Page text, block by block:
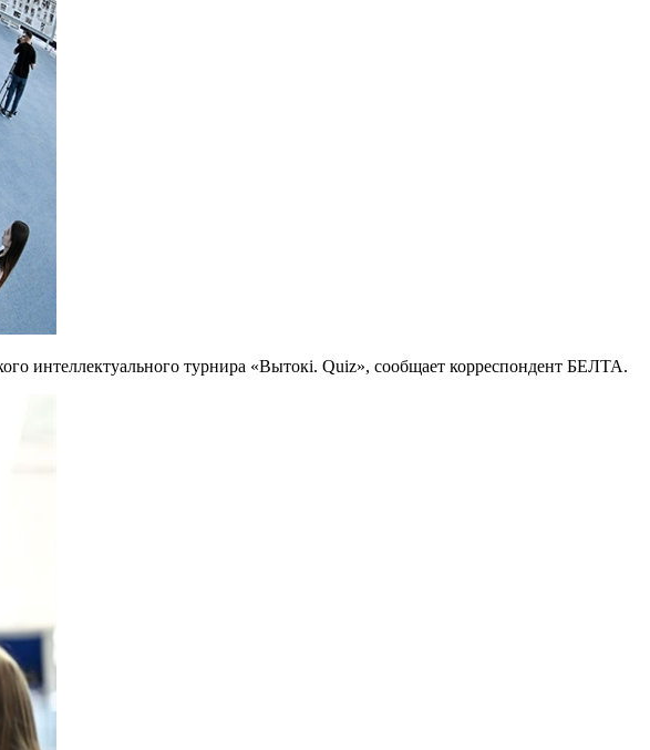
интеллектуального турнира «Вытокі. Quiz», сообщает корреспондент БЕЛТА.